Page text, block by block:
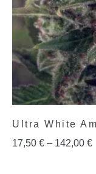
Ultra White
17,50 € – 142,00 €